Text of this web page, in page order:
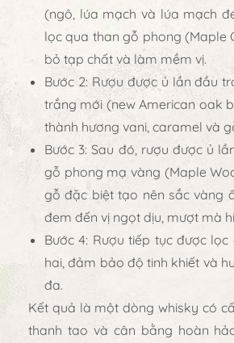
(ngô, lúa mạch và lúa mạch
lọc qua than gỗ phong (Maple
bỏ tạp chất và làm mềm vị.
Bước 2: Rượu được ủ lần đầu
trắng mới (new American oak
thành hương vani, caramel và
Bước 3: Sau đó, rượu được ủ
gỗ phong mạ vàng (Maple
gỗ đặc biệt tạo nên sắc vàng
đem đến vị ngọt dịu, mượt mà
Bước 4: Rượu tiếp tục được lọc
hai , đảm bảo độ tinh khiết và
đa.
Kết quả là một dòng whisky có
thanh tao và cân bằng hoàn